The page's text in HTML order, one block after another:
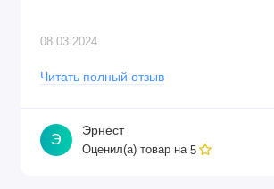
08.03.2024
Читать полный отзыв
Э
Эрнест
Оценил(а) товар на 5